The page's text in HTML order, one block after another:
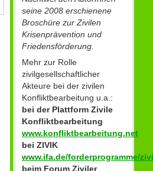
seine 2008 erschienene
Broschüre zur Zivilen
Krisenprävention und
Friedensförderung.
Mehr zur Rolle
zivilgesellschaftlicher
Akteure bei der zivilen
Konfliktbearbeitung u.a.:
bei der Plattform Zivile
Konfliktbearbeitung
www.konfliktbearbeitung.net
bei ZIVIK
www.ifa.de/forderprogramme/
beim Forum Ziviler